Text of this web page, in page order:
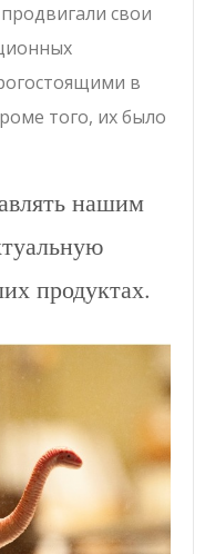
свои
в
того, их было
нашим
продуктах.